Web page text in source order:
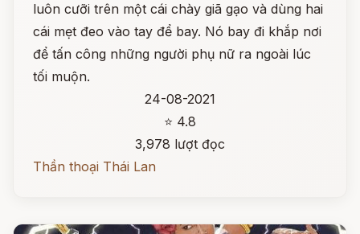
luôn cưỡi trên một cái chày giã gạo và dùng hai
cái mẹt đeo vào tay để bay. Nó bay đi khắp nơi
để tấn công những người phụ nữ ra ngoài lúc
tối muộn.
24-08-2021
⭐ 4.8
3,978 lượt đọc
Thần thoại Thái Lan